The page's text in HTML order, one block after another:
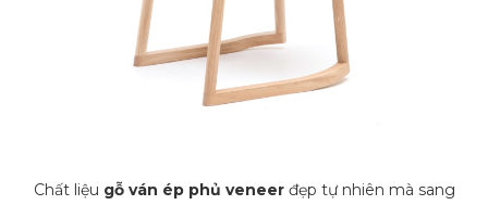
Chất liệu gỗ ván ép phủ veneerđẹp tự nhiên mà sang